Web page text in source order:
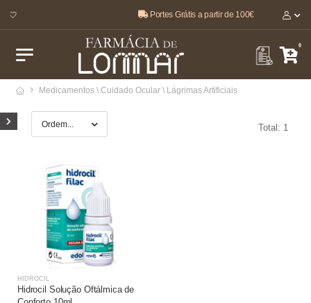
🤍 Portes Grátis a partir de 100€
0
Medicamentos \ Cuidado Ocular \ Lágrimas Artificiais
Total: 1
HIDROCIL
Hidrocil Solução Oftálmica de